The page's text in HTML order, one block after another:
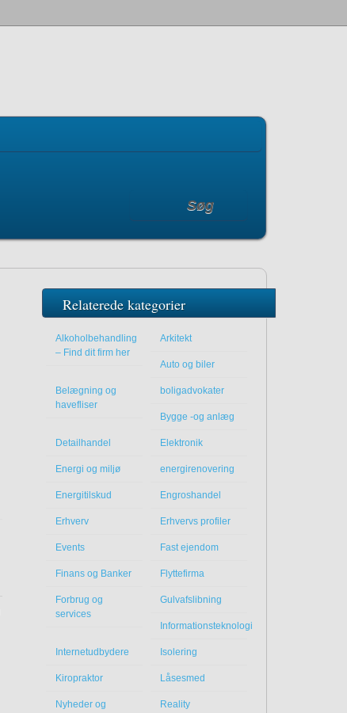
Søg
Relaterede kategorier
Alkoholbehandling
– Find dit firm her
Arkitekt
Auto og biler
Belægning og
havefliser
boligadvokater
Bygge -og anlæg
Detailhandel Elektronik
Energi og miljø energirenovering
Energitilskud Engroshandel
Erhverv Erhvervs profiler
Events Fast ejendom
Finans og Banker Flyttefirma
Forbrug og
services
Gulvafslibning
Informationsteknologi
Internetudbydere Isolering
Kiropraktor Låsesmed
Nyheder og
Reality